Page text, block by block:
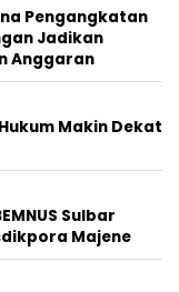
Pengangkatan
Jadikan
Anggaran
Makin Dekat
Sulbar
Majene